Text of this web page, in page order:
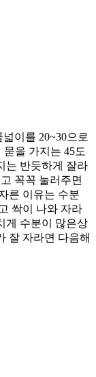
이를 20~30으로
을 가지는 45도
는 반듯하게 잘라
꼭꼭 눌러주면
른 이유는 수분
싹이 나와 자라
게 수분이 많은상
잘 자라면 다음해